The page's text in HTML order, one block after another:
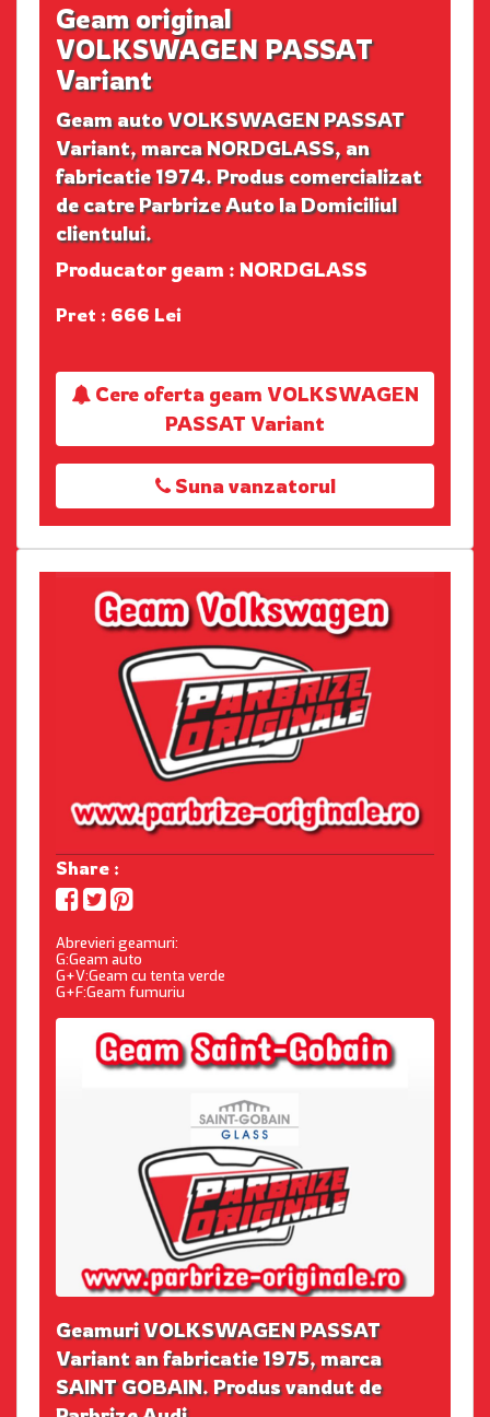
Geam original
VOLKSWAGEN PASSAT
Variant
Geam auto VOLKSWAGEN PASSAT
Variant, marca NORDGLASS, an
fabricatie 1974. Produs comercializat
de catre Parbrize Auto la Domiciliul
clientului.
Producator geam : NORDGLASS
Pret : 666 Lei
Cere oferta geam VOLKSWAGEN
PASSAT Variant
Suna vanzatorul
Share :
Abrevieri geamuri:
G:Geam auto
G+V:Geam cu tenta verde
G+F:Geam fumuriu
Geamuri VOLKSWAGEN PASSAT
Variant an fabricatie 1975, marca
SAINT GOBAIN. Produs vandut de